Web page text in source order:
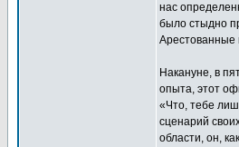
нас
было стыдно
Арестованные
Накануне, в
опыта, этот
«Что, тебе
сценарий
области, он,